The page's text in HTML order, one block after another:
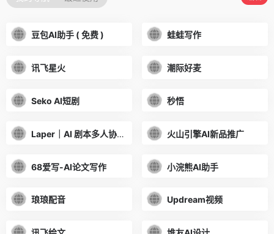
豆包AI助手 ( 免费 ) 蛙蛙写作
讯飞星火 潮际好麦
Seko AI短剧 秒悟
Laper｜AI 剧本多人协作平台 火山引擎AI新品推广
68爱写-AI论文写作 小浣熊AI助手
琅琅配音 Updream视频